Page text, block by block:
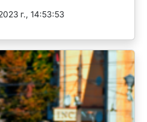
г., 14:53:53